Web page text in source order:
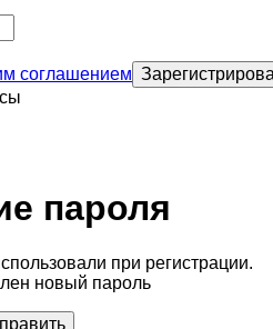
соглашением
пароля
при регистрации.
новый пароль